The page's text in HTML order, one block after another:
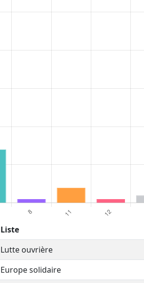
Liste
Lutte ouvrière
Europe solidaire